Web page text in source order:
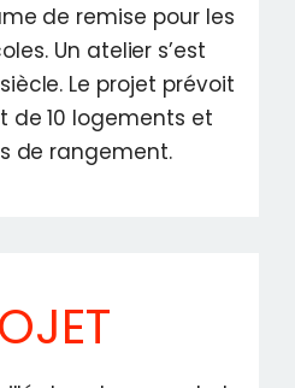
de remise pour les
Un atelier s’est
Le projet prévoit
de 10 logements et
de rangement.